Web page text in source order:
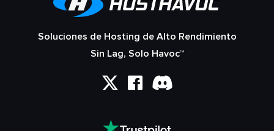
Soluciones de Hosting de Alto Rendimiento
Sin Lag, Solo Havoc™